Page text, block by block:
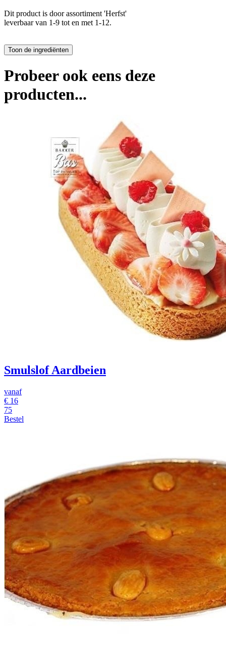
Dit product is door assortiment 'Herfst'
leverbaar van 1-9 tot en met 1-12.
Probeer ook eens deze
producten...
Smulslof Aardbeien
vanaf
€ 16
75
Bestel